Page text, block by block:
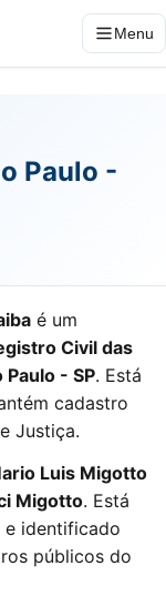
Menu
Paulo -
é um
Civil das
Paulo - SP. Está
cadastro
Justiça.
Luis Migotto
Migotto. Está
e identificado
públicos do